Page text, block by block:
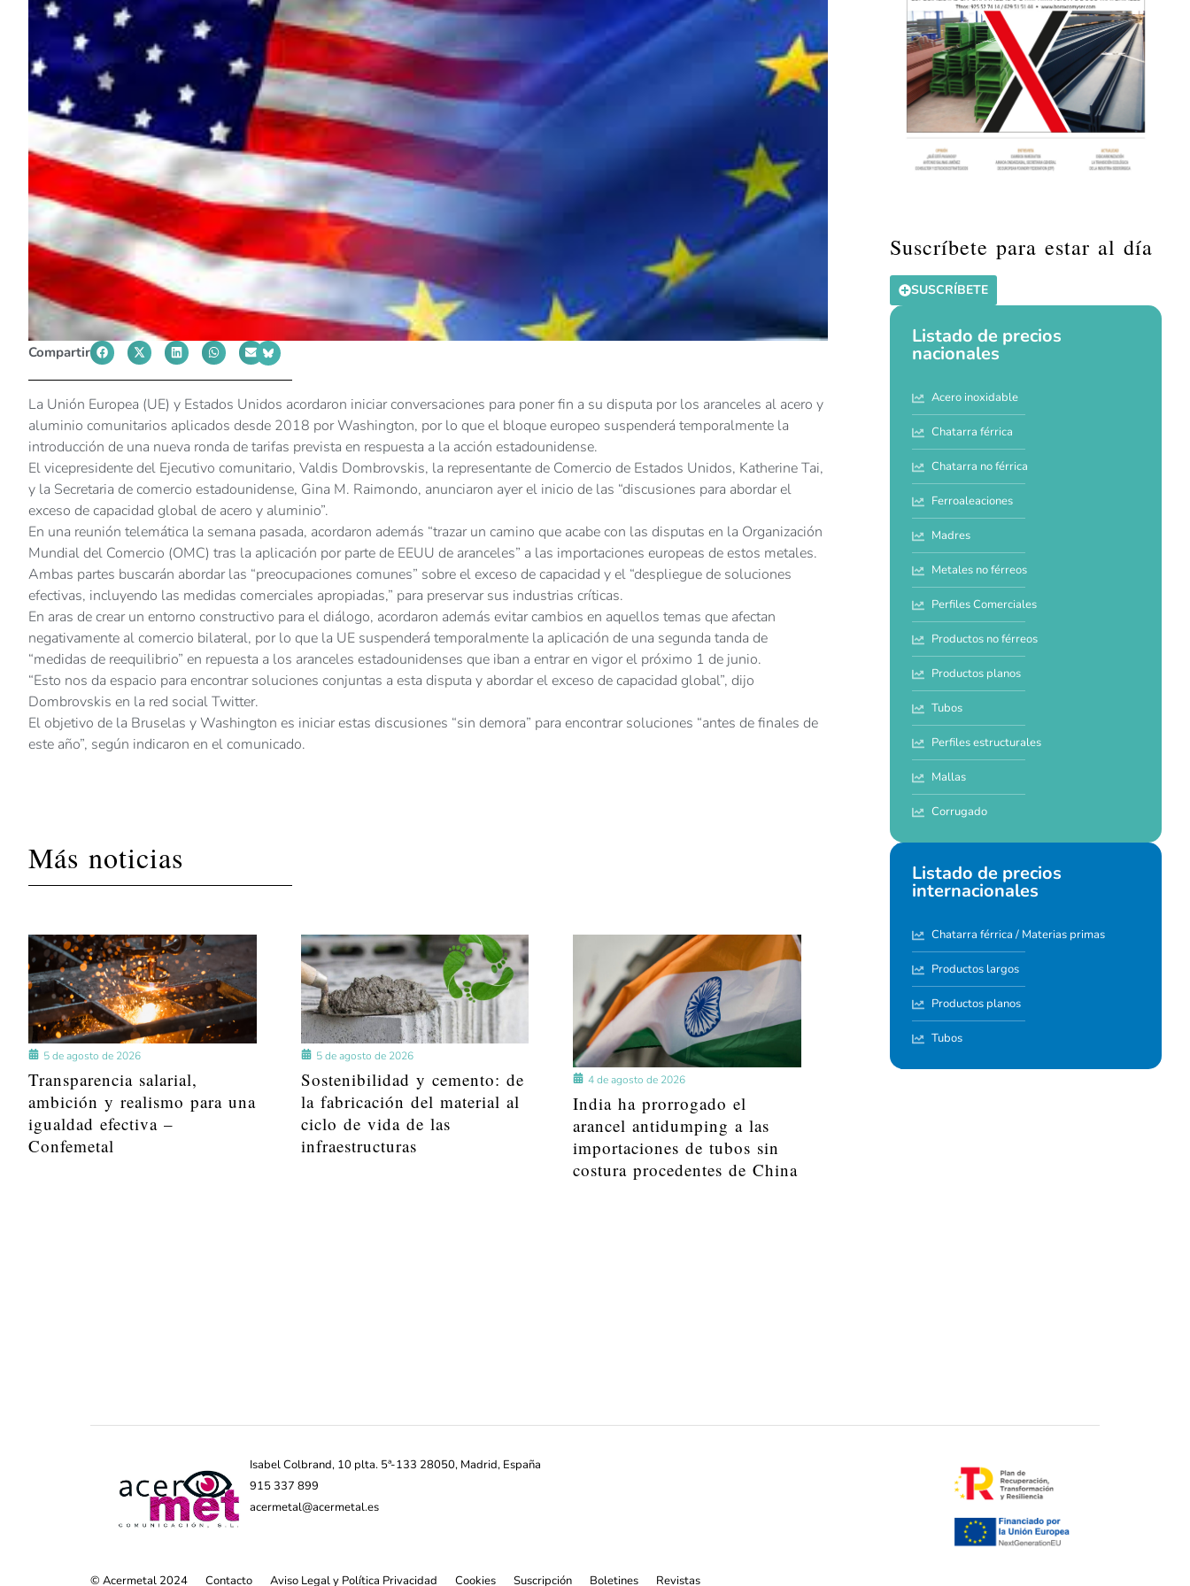
Compartir
La Unión Europea (UE) y Estados Unidos acordaron iniciar conversaciones para poner fin a su disputa por los aranceles al acero y
aluminio comunitarios aplicados desde 2018 por Washington, por lo que el bloque europeo suspenderá temporalmente la
introducción de una nueva ronda de tarifas prevista en respuesta a la acción estadounidense.
El vicepresidente del Ejecutivo comunitario, Valdis Dombrovskis, la representante de Comercio de Estados Unidos, Katherine Tai,
y la Secretaria de comercio estadounidense, Gina M. Raimondo, anunciaron ayer el inicio de las “discusiones para abordar el
exceso de capacidad global de acero y aluminio”.
En una reunión telemática la semana pasada, acordaron además “trazar un camino que acabe con las disputas en la Organización
Mundial del Comercio (OMC) tras la aplicación por parte de EEUU de aranceles” a las importaciones europeas de estos metales.
Ambas partes buscarán abordar las “preocupaciones comunes” sobre el exceso de capacidad y el “despliegue de soluciones
efectivas, incluyendo las medidas comerciales apropiadas,” para preservar sus industrias críticas.
En aras de crear un entorno constructivo para el diálogo, acordaron además evitar cambios en aquellos temas que afectan
negativamente al comercio bilateral, por lo que la UE suspenderá temporalmente la aplicación de una segunda tanda de
“medidas de reequilibrio” en repuesta a los aranceles estadounidenses que iban a entrar en vigor el próximo 1 de junio.
“Esto nos da espacio para encontrar soluciones conjuntas a esta disputa y abordar el exceso de capacidad global”, dijo
Dombrovskis en la red social Twitter.
El objetivo de la Bruselas y Washington es iniciar estas discusiones “sin demora” para encontrar soluciones “antes de finales de
este año”, según indicaron en el comunicado.
Más noticias
5 de agosto de 2026
Transparencia salarial,
ambición y realismo para una
igualdad efectiva –
Confemetal
5 de agosto de 2026
Sostenibilidad y cemento: de
la fabricación del material al
ciclo de vida de las
infraestructuras
4 de agosto de 2026
India ha prorrogado el
arancel antidumping a las
importaciones de tubos sin
costura procedentes de China
Suscríbete para estar al día
SUSCRÍBETE
Listado de precios
nacionales
Acero inoxidable
Chatarra férrica
Chatarra no férrica
Ferroaleaciones
Madres
Metales no férreos
Perfiles Comerciales
Productos no férreos
Productos planos
Tubos
Perfiles estructurales
Mallas
Corrugado
Listado de precios
internacionales
Chatarra férrica / Materias primas
Productos largos
Productos planos
Tubos
Isabel Colbrand, 10 plta. 5ª-133 28050, Madrid, España
915 337 899
acermetal@acermetal.es
© Acermetal 2024 Contacto Aviso Legal y Política Privacidad Cookies Suscripción Boletines Revistas